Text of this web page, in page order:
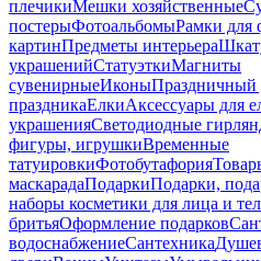
плечикиМешки хозяйственные
постерыФотоальбомыРамки для
картинПредметы интерьера
украшенийСтатуэткиМагниты
сувенирныеИконыПраздничный
праздникаЕлкиАксессуары для
украшенияСветодиодные
фигуры, игрушкиВременные
татуировкиФотобутафория
маскарадаПодаркиПодарки,
наборы косметики для лица и
бритьяОформление подарков
водоснабжениеСантехника